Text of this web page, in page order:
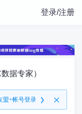
登录/注册
据专家）
盟+帐号登录